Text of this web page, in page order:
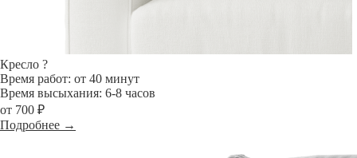
Кресло ?
Время работ: от 40 минут
Время высыхания: 6-8 часов
от 700 ₽
Подробнее →